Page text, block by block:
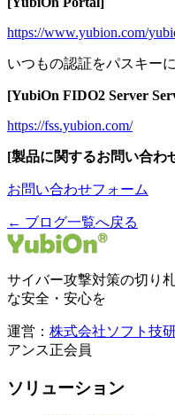
https://www.yubion.com/
いつもの認証をパスキーに
[YubiOn FIDO2 Server
https://fss.yubion.com/
[製品に関するお問い合わ
お問い合わせフォーム
← ブログ一覧へ戻る
サイバー攻撃対策の切り
な安全・安心を
運営： 株式会社ソフト技
アンス正会員
ソリューション